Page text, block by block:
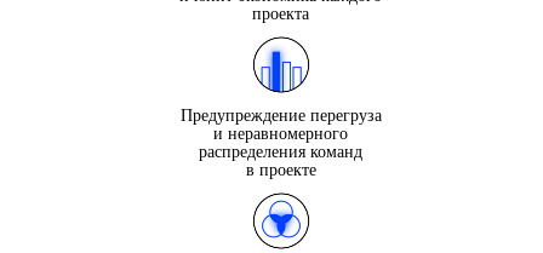
проекта
Предупреждение перегруза
и неравномерного
распределения команд
в проекте